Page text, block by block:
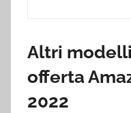
Altri
offerta
2022